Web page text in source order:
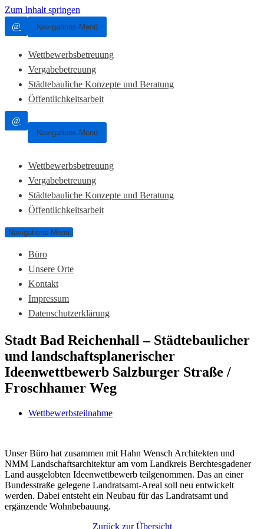
Zum Inhalt springen
@
Navigations-Menü
Wettbewerbsbetreuung
Vergabebetreuung
Städtebauliche Konzepte und Beratung
Öffentlichkeitsarbeit
@
Navigations-Menü
Wettbewerbsbetreuung
Vergabebetreuung
Städtebauliche Konzepte und Beratung
Öffentlichkeitsarbeit
Navigations-Menü
Büro
Unsere Orte
Kontakt
Impressum
Datenschutzerklärung
Stadt Bad Reichenhall – Städtebaulicher
und landschaftsplanerischer
Ideenwettbewerb Salzburger Straße /
Froschhamer Weg
Wettbewerbsteilnahme
Unser Büro hat zusammen mit Hahn Wensch Architekten und
NMM Landschaftsarchitektur am vom Landkreis Berchtesgadener
Land ausgelobten Ideenwettbewerb teilgenommen. Das an einer
Bundesstraße gelegene Landratsamt-Areal soll neu entwickelt
werden. Dabei entsteht ein Neubau für das Landratsamt und
ergänzende Wohnbebauung.
Zurück zur Übersicht